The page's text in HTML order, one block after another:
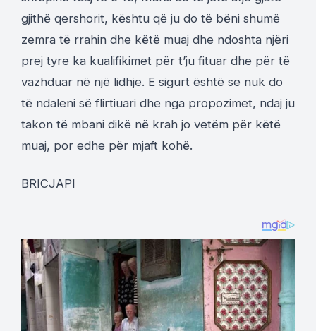
gjithë qershorit, kështu që ju do të bëni shumë
zemra të rrahin dhe këtë muaj dhe ndoshta njëri
prej tyre ka kualifikimet për t’ju fituar dhe për të
vazhduar në një lidhje. E sigurt është se nuk do
të ndaleni së flirtiuari dhe nga propozimet, ndaj ju
takon të mbani dikë në krah jo vetëm për këtë
muaj, por edhe për mjaft kohë.
BRICJAPI